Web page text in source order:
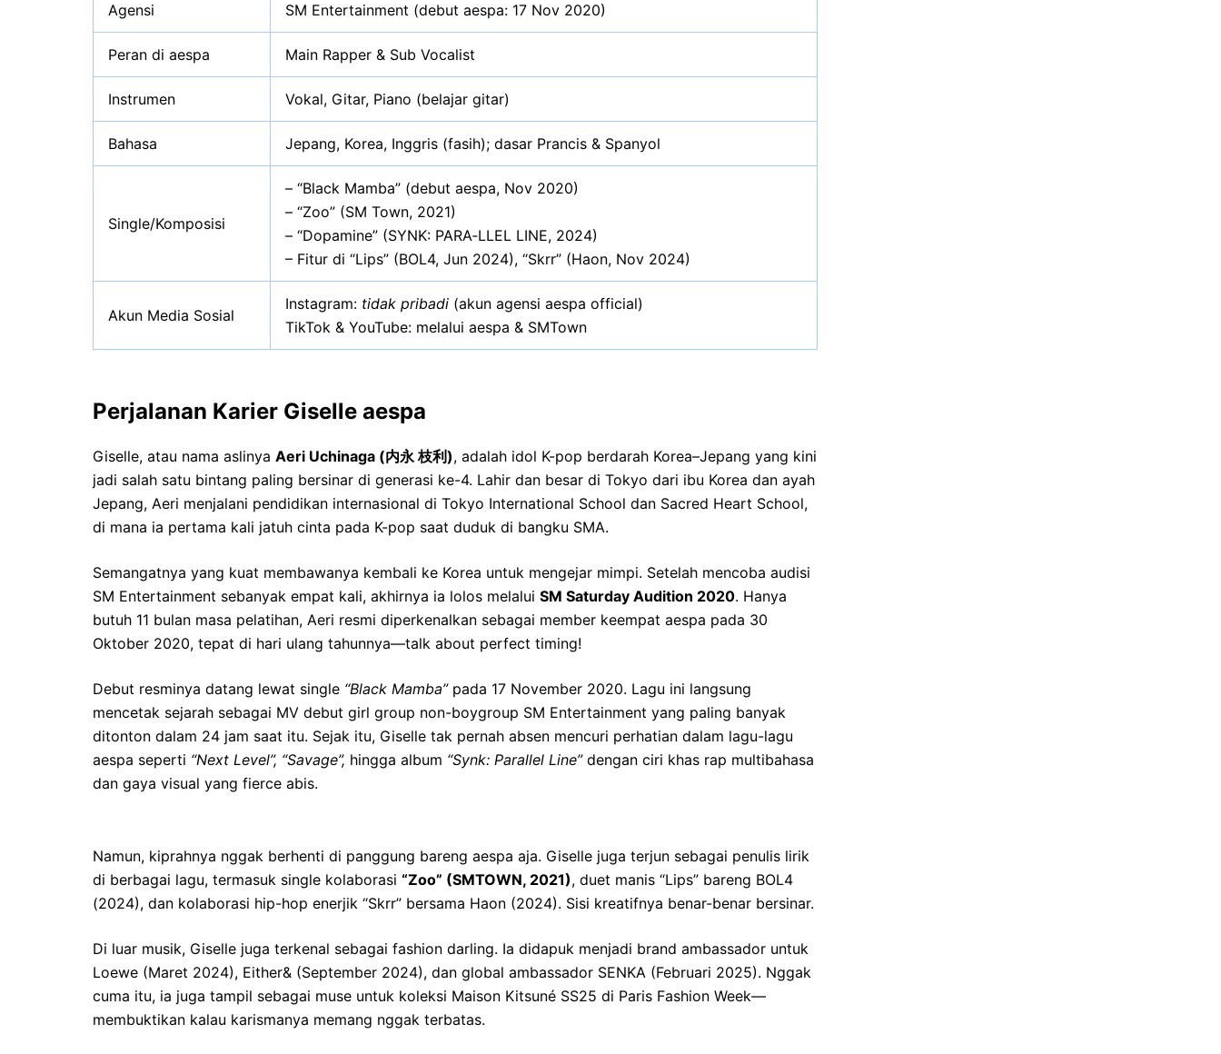
Agensi SM Entertainment (debut aespa: 17 Nov 2020)
Peran di aespa Main Rapper & Sub Vocalist
Instrumen Vokal, Gitar, Piano (belajar gitar)
Bahasa Jepang, Korea, Inggris (fasih); dasar Prancis & Spanyol
Single/Komposisi
– “Black Mamba” (debut aespa, Nov 2020)
– “Zoo” (SM Town, 2021)
– “Dopamine” (SYNK: PARA‑LLEL LINE, 2024)
– Fitur di “Lips” (BOL4, Jun 2024), “Skrr” (Haon, Nov 2024)
Akun Media Sosial
Instagram: tidak pribadi (akun agensi aespa official)
TikTok & YouTube: melalui aespa & SMTown
Perjalanan Karier Giselle aespa
Giselle, atau nama aslinya Aeri Uchinaga (内永 枝利), adalah idol K-pop berdarah Korea–Jepang yang kini
jadi salah satu bintang paling bersinar di generasi ke-4. Lahir dan besar di Tokyo dari ibu Korea dan ayah
Jepang, Aeri menjalani pendidikan internasional di Tokyo International School dan Sacred Heart School,
di mana ia pertama kali jatuh cinta pada K-pop saat duduk di bangku SMA.
Semangatnya yang kuat membawanya kembali ke Korea untuk mengejar mimpi. Setelah mencoba audisi
SM Entertainment sebanyak empat kali, akhirnya ia lolos melalui SM Saturday Audition 2020. Hanya
butuh 11 bulan masa pelatihan, Aeri resmi diperkenalkan sebagai member keempat aespa pada 30
Oktober 2020, tepat di hari ulang tahunnya—talk about perfect timing!
Debut resminya datang lewat single “Black Mamba”pada 17 November 2020. Lagu ini langsung
mencetak sejarah sebagai MV debut girl group non-boygroup SM Entertainment yang paling banyak
ditonton dalam 24 jam saat itu. Sejak itu, Giselle tak pernah absen mencuri perhatian dalam lagu-lagu
aespa seperti “Next Level”, “Savage”, hingga album “Synk: Parallel Line”dengan ciri khas rap multibahasa
dan gaya visual yang fierce abis.
Namun, kiprahnya nggak berhenti di panggung bareng aespa aja. Giselle juga terjun sebagai penulis lirik
di berbagai lagu, termasuk single kolaborasi “Zoo” (SMTOWN, 2021), duet manis “Lips” bareng BOL4
(2024), dan kolaborasi hip-hop enerjik “Skrr” bersama Haon (2024). Sisi kreatifnya benar-benar bersinar.
Di luar musik, Giselle juga terkenal sebagai fashion darling. Ia didapuk menjadi brand ambassador untuk
Loewe (Maret 2024), Either& (September 2024), dan global ambassador SENKA (Februari 2025). Nggak
cuma itu, ia juga tampil sebagai muse untuk koleksi Maison Kitsuné SS25 di Paris Fashion Week—
membuktikan kalau karismanya memang nggak terbatas.